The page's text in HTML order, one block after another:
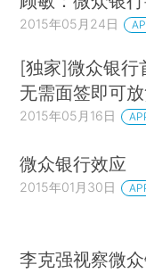
2015年05月24日
[独家]微众银行
无需面签即可
2015年05月16日
微众银行效应
2015年01月30日
李克强视察微